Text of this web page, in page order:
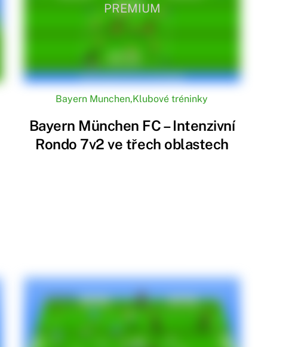
PREMIUM
Bayern Munchen,Klubové tréninky
Bayern München FC – Intenzivní
Rondo 7v2 ve třech oblastech